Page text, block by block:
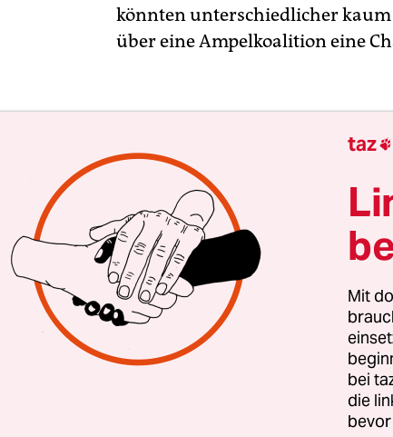
könnten unterschiedlicher
über eine Ampelkoalition eine
Nordrhein-Westfalen, das in
taz 
Mit
bei
die